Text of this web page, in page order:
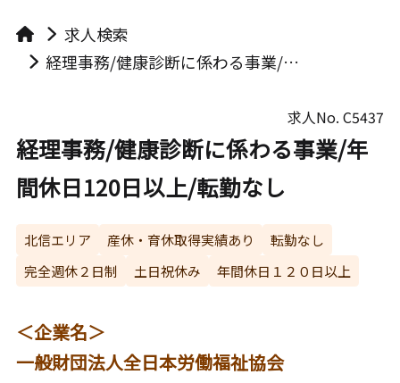
求人検索
経理事務/健康診断に係わる事業/年間休日120日以上/転勤なし
求人No.C5437
経理事務/健康診断に係わる事業/年
間休日120日以上/転勤なし
北信エリア 産休・育休取得実績あり
転勤なし
完全週休２日制
土日祝休み 年間休日１２０日以上
＜企業名＞
一般財団法人全日本労働福祉協会